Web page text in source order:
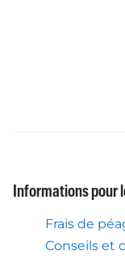
Informations pour
Frais de
Conseils et